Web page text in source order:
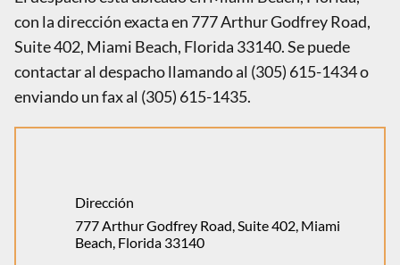
con la dirección exacta en 777 Arthur Godfrey Road,
Suite 402, Miami Beach, Florida 33140. Se puede
contactar al despacho llamando al (305) 615-1434 o
enviando un fax al (305) 615-1435.
Dirección
777 Arthur Godfrey Road, Suite 402, Miami
Beach, Florida 33140